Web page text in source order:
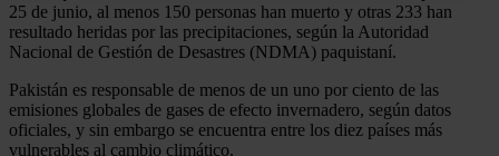
Obtenga más información sobre cómo se procesan sus
datos personales y establezca sus preferencias en la
sección de datos. Puede cambiar o retirar su
consentimiento en cualquier momento en la Declaración
de cookies.
25 de junio, al menos 150 personas han muerto y otras 233 han
resultado heridas por las precipitaciones, según la Autoridad
Nacional de Gestión de Desastres (NDMA) paquistaní.
Pakistán es responsable de menos de un uno por ciento de las
emisiones globales de gases de efecto invernadero, según datos
oficiales, y sin embargo se encuentra entre los diez países más
vulnerables al cambio climático.